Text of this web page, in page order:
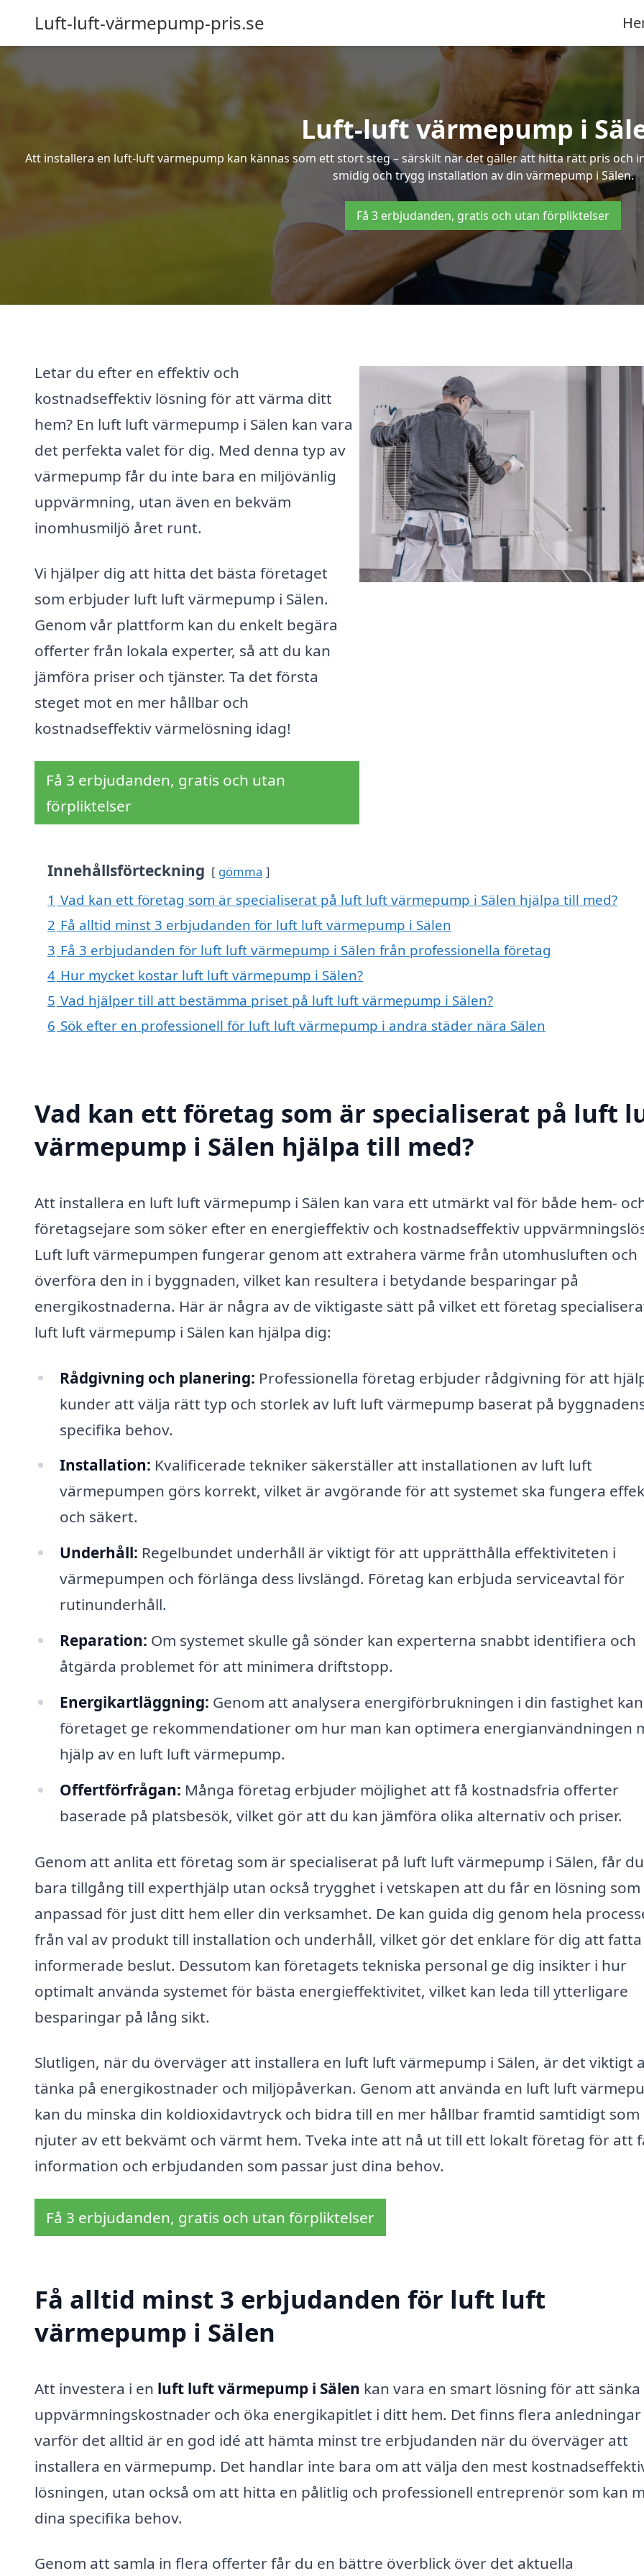
Luft-luft-värmepump-pris.se
Luft-luft värmepump i
Att installera en luft-luft värmepump kan kännas som ett stort steg – särskilt när det gäller att hitta rätt pris och
smidig och trygg installation av din värmepump i Sälen.
Få 3 erbjudanden, gratis och utan förpliktelser
Letar du efter en effektiv och
kostnadseffektiv lösning för att värma ditt
hem? En luft luft värmepump i Sälen kan vara
det perfekta valet för dig. Med denna typ av
värmepump får du inte bara en miljövänlig
uppvärmning, utan även en bekväm
inomhusmiljö året runt.
Vi hjälper dig att hitta det bästa företaget
som erbjuder luft luft värmepump i Sälen.
Genom vår plattform kan du enkelt begära
offerter från lokala experter, så att du kan
jämföra priser och tjänster. Ta det första
steget mot en mer hållbar och
kostnadseffektiv värmelösning idag!
Få 3 erbjudanden, gratis och utan
förpliktelser
Innehållsförteckning gömma
1 Vad kan ett företag som är specialiserat på luft luft värmepump i Sälen hjälpa till med?
2 Få alltid minst 3 erbjudanden för luft luft värmepump i Sälen
3 Få 3 erbjudanden för luft luft värmepump i Sälen från professionella företag
4 Hur mycket kostar luft luft värmepump i Sälen?
5 Vad hjälper till att bestämma priset på luft luft värmepump i Sälen?
6 Sök efter en professionell för luft luft värmepump i andra städer nära Sälen
Vad kan ett företag som är specialiserat på luft
värmepump i Sälen hjälpa till med?
Att installera en luft luft värmepump i Sälen kan vara ett utmärkt val för både hem-
företagsejare som söker efter en energieffektiv och kostnadseffektiv
Luft luft värmepumpen fungerar genom att extrahera värme från utomhusluften och
överföra den in i byggnaden, vilket kan resultera i betydande besparingar på
energikostnaderna. Här är några av de viktigaste sätt på vilket ett företag
luft luft värmepump i Sälen kan hjälpa dig:
Rådgivning och planering: Professionella företag erbjuder rådgivning för att
kunder att välja rätt typ och storlek av luft luft värmepump baserat på
specifika behov.
Installation: Kvalificerade tekniker säkerställer att installationen av luft luft
värmepumpen görs korrekt, vilket är avgörande för att systemet ska fungera
och säkert.
Underhåll: Regelbundet underhåll är viktigt för att upprätthålla effektiviteten i
värmepumpen och förlänga dess livslängd. Företag kan erbjuda serviceavtal för
rutinunderhåll.
Reparation: Om systemet skulle gå sönder kan experterna snabbt identifiera och
åtgärda problemet för att minimera driftstopp.
Energikartläggning: Genom att analysera energiförbrukningen i din fastighet kan
företaget ge rekommendationer om hur man kan optimera energianvändningen
hjälp av en luft luft värmepump.
Offertförfrågan: Många företag erbjuder möjlighet att få kostnadsfria offerter
baserade på platsbesök, vilket gör att du kan jämföra olika alternativ och priser.
Genom att anlita ett företag som är specialiserat på luft luft värmepump i Sälen, får
bara tillgång till experthjälp utan också trygghet i vetskapen att du får en lösning som
anpassad för just ditt hem eller din verksamhet. De kan guida dig genom hela
från val av produkt till installation och underhåll, vilket gör det enklare för dig att fatta
informerade beslut. Dessutom kan företagets tekniska personal ge dig insikter i hur
optimalt använda systemet för bästa energieffektivitet, vilket kan leda till ytterligare
besparingar på lång sikt.
Slutligen, när du överväger att installera en luft luft värmepump i Sälen, är det viktigt
tänka på energikostnader och miljöpåverkan. Genom att använda en luft luft
kan du minska din koldioxidavtryck och bidra till en mer hållbar framtid samtidigt som
njuter av ett bekvämt och värmt hem. Tveka inte att nå ut till ett lokalt företag för att
information och erbjudanden som passar just dina behov.
Få 3 erbjudanden, gratis och utan förpliktelser
Få alltid minst 3 erbjudanden för luft luft
värmepump i Sälen
Att investera i en luft luft värmepump i Sälen kan vara en smart lösning för att sänka
uppvärmningskostnader och öka energikapitlet i ditt hem. Det finns flera
varför det alltid är en god idé att hämta minst tre erbjudanden när du överväger att
installera en värmepump. Det handlar inte bara om att välja den mest
lösningen, utan också om att hitta en pålitlig och professionell entreprenör som kan
dina specifika behov.
Genom att samla in flera offerter får du en bättre överblick över det aktuella